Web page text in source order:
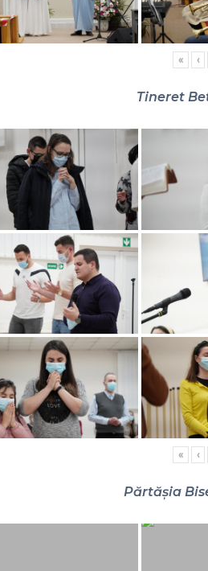
« ‹
Tineret
« ‹
Părtășia